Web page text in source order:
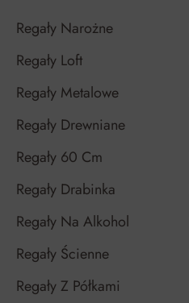
Regały Narożne
Regały Loft
Regały Metalowe
Regały Drewniane
Regały 60 Cm
Regały Drabinka
Regały Na Alkohol
Regały Ścienne
Regały Z Półkami